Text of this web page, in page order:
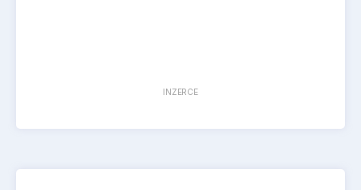
INZERCE